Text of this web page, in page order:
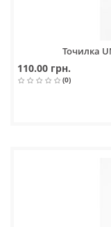
Точилка
110.00 грн.
(0)